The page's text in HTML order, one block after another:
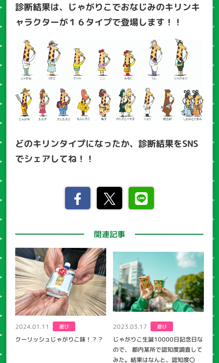
診断結果は、じゃがりこでおなじみのキリンキ
ャラクターが１６タイプで登場します！！
どのキリンタイプになったか、診断結果をSNS
でシェアしてね！！
関連記事
2024.01.11 遊び
クーリッシュじゃがりこ味！？？
2023.03.17 遊び
じゃがりこ生誕10000日記念日な
ので、 都内某所で認知度調査して
みた。結果はなんと、認知度〇